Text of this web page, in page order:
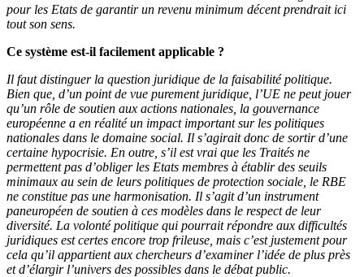
pour les Etats de garantir un revenu minimum décent prendrait ici
tout son sens.
Ce système est-il facilement applicable ?
Il faut distinguer la question juridique de la faisabilité politique.
Bien que, d’un point de vue purement juridique, l’UE ne peut jouer
qu’un rôle de soutien aux actions nationales, la gouvernance
européenne a en réalité un impact important sur les politiques
nationales dans le domaine social. Il s’agirait donc de sortir d’une
certaine hypocrisie. En outre, s’il est vrai que les Traités ne
permettent pas d’obliger les Etats membres à établir des seuils
minimaux au sein de leurs politiques de protection sociale, le RBE
ne constitue pas une harmonisation. Il s’agit d’un instrument
paneuropéen de soutien à ces modèles dans le respect de leur
diversité. La volonté politique qui pourrait répondre aux difficultés
juridiques est certes encore trop frileuse, mais c’est justement pour
cela qu’il appartient aux chercheurs d’examiner l’idée de plus près
et d’élargir l’univers des possibles dans le débat public.